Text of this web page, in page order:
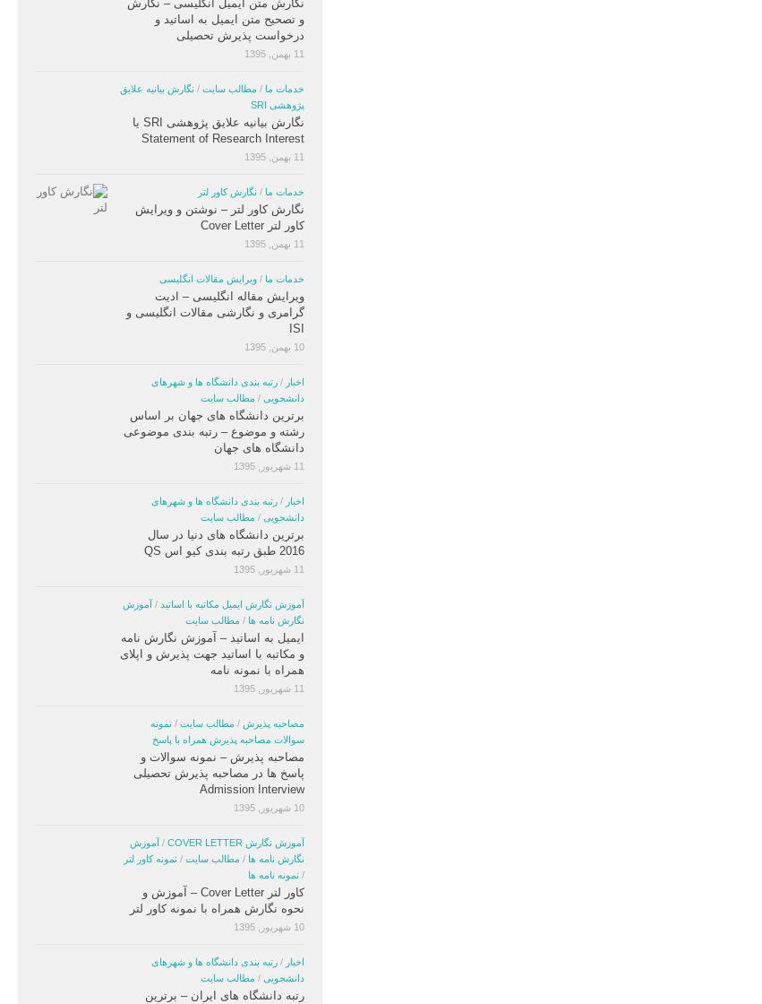
نگارش متن ایمیل انگلیسی – نگارش
و تصحیح متن ایمیل به اساتید و
درخواست پذیرش تحصیلی
11 بهمن, 1395
خدمات ما / مطالب سایت / نگارش بیانیه علایق
پژوهشی SRI
نگارش بیانیه علایق پژوهشی SRI یا
Statement of Research Interest
11 بهمن, 1395
خدمات ما / نگارش کاور لتر
نگارش کاور لتر – نوشتن و ویرایش
کاور لتر Cover Letter
11 بهمن, 1395
خدمات ما / ویرایش مقالات انگلیسی
ویرایش مقاله انگلیسی – ادیت
گرامری و نگارشی مقالات انگلیسی و
ISI
10 بهمن, 1395
اخبار / رتبه بندی دانشگاه ها و شهرهای
دانشجویی / مطالب سایت
برترین دانشگاه های جهان بر اساس
رشته و موضوع – رتبه بندی موضوعی
دانشگاه های جهان
11 شهریور, 1395
اخبار / رتبه بندی دانشگاه ها و شهرهای
دانشجویی / مطالب سایت
برترین دانشگاه های دنیا در سال
2016 طبق رتبه بندی کیو اس QS
11 شهریور, 1395
آموزش نگارش ایمیل مکاتبه با اساتید / آموزش
نگارش نامه ها / مطالب سایت
ایمیل به اساتید – آموزش نگارش نامه
و مکاتبه با اساتید جهت پذیرش و اپلای
همراه با نمونه نامه
11 شهریور, 1395
مصاحبه پذیرش / مطالب سایت / نمونه
سوالات مصاحبه پذیرش همراه با پاسخ
مصاحبه پذیرش – نمونه سوالات و
پاسخ ها در مصاحبه پذیرش تحصیلی
Admission Interview
10 شهریور, 1395
آموزش نگارش COVER LETTER / آموزش
نگارش نامه ها / مطالب سایت / نمونه کاور لتر
/ نمونه نامه ها
کاور لتر Cover Letter – آموزش و
نحوه نگارش همراه با نمونه کاور لتر
10 شهریور, 1395
اخبار / رتبه بندی دانشگاه ها و شهرهای
دانشجویی / مطالب سایت
رتبه دانشگاه های ایران – برترین